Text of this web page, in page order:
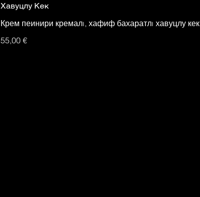
Хавуцлу Кек
Крем пеинири кремалı, хафиф бахаратлı хавуцлу кек
55,00 €